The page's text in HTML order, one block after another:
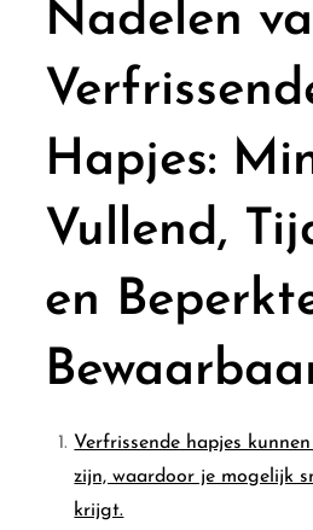
Nadelen
Hapjes:
Vullend,
en
Verfrissende hapjes
zijn, waardoor je mogelijk
krijgt.